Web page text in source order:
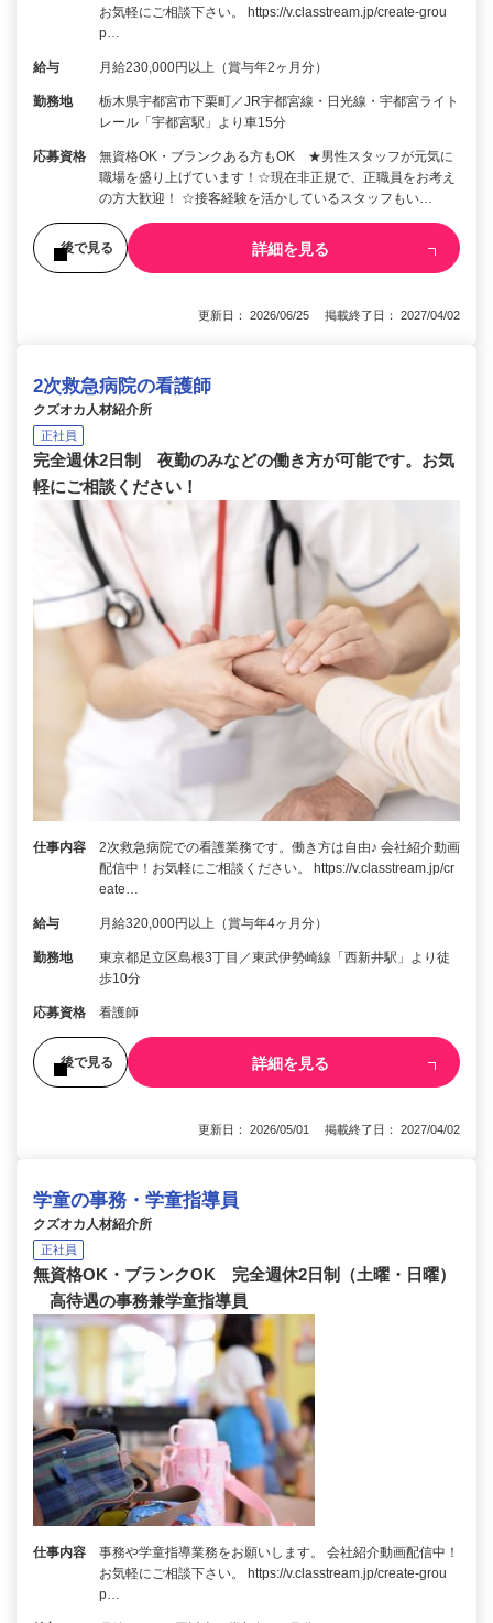
お気軽にご相談下さい。 https://v.classtream.jp/create-grou
p…
給与 月給230,000円以上（賞与年2ヶ月分）
勤務地
栃木県宇都宮市下栗町／JR宇都宮線・日光線・宇都宮ライト
レール「宇都宮駅」より車15分
応募資格
無資格OK・ブランクある方もOK ★男性スタッフが元気に
職場を盛り上げています！☆現在非正規で、正職員をお考え
の方大歓迎！ ☆接客経験を活かしているスタッフもい…
後で見る 詳細を見る
更新日： 2026/06/25 掲載終了日： 2027/04/02
2次救急病院の看護師
クズオカ人材紹介所
正社員
完全週休2日制 夜勤のみなどの働き方が可能です。お気
軽にご相談ください！
仕事内容
2次救急病院での看護業務です。働き方は自由♪ 会社紹介動画
配信中！お気軽にご相談ください。 https://v.classtream.jp/cr
eate…
給与 月給320,000円以上（賞与年4ヶ月分）
勤務地
東京都足立区島根3丁目／東武伊勢崎線「西新井駅」より徒
歩10分
応募資格 看護師
後で見る 詳細を見る
更新日： 2026/05/01 掲載終了日： 2027/04/02
学童の事務・学童指導員
クズオカ人材紹介所
正社員
無資格OK・ブランクOK 完全週休2日制（土曜・日曜）
高待遇の事務兼学童指導員
仕事内容
事務や学童指導業務をお願いします。 会社紹介動画配信中！
お気軽にご相談下さい。 https://v.classtream.jp/create-grou
p…